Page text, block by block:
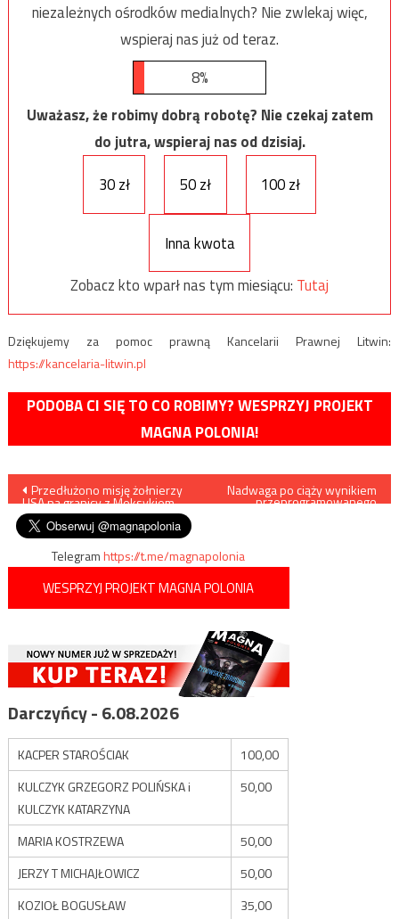
niezależnych ośrodków medialnych? Nie zwlekaj więc,
wspieraj nas już od teraz.
8%
Uważasz, że robimy dobrą robotę? Nie czekaj zatem
do jutra, wspieraj nas od dzisiaj.
30 zł
50 zł 100 zł
Inna kwota
Zobacz kto wparł nas tym miesiącu: Tutaj
Dziękujemy za pomoc prawną Kancelarii Prawnej Litwin:
https://kancelaria-litwin.pl
PODOBA CI SIĘ TO CO ROBIMY? WESPRZYJ PROJEKT
MAGNA POLONIA!
Nawigacja
wpisu
Przedłużono misję żołnierzy
USA na granicy z Meksykiem
Nadwaga po ciąży wynikiem
przeprogramowanego
Telegramhttps://t.me/magnapolonia
WESPRZYJ PROJEKT MAGNA POLONIA
Darczyńcy - 6.08.2026
KACPER STAROŚCIAK
100,00
KULCZYK GRZEGORZ POLIŃSKA i
KULCZYK KATARZYNA
50,00
MARIA KOSTRZEWA
50,00
JERZY T MICHAJŁOWICZ
50,00
KOZIOŁ BOGUSŁAW
35,00